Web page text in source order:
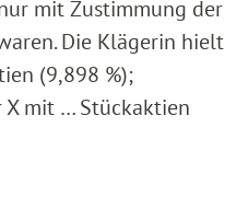
mit Zustimmung der
Die Klägerin hielt
(9,898 %);
mit … Stückaktien